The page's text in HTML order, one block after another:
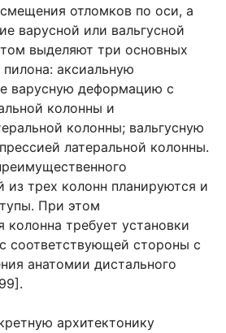
отломков по оси, а
варусной или вальгусной
выделяют три основных
аксиальную
варусную деформацию с
колонны и
колонны; вальгусную
латеральной колонны.
из трех колонн планируются и
При этом
колонна требует установки
соответствующей стороны с
анатомии дистального
архитектонику